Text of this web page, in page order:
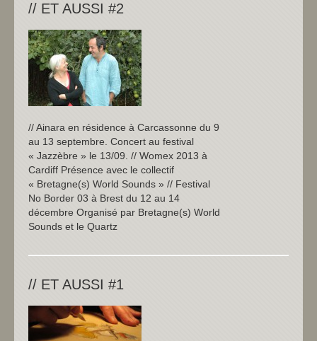
// ET AUSSI #2
// Ainara en résidence à Carcassonne du 9
au 13 septembre. Concert au festival
« Jazzèbre » le 13/09. // Womex 2013 à
Cardiff Présence avec le collectif
« Bretagne(s) World Sounds » // Festival
No Border 03 à Brest du 12 au 14
décembre Organisé par Bretagne(s) World
Sounds et le Quartz
// ET AUSSI #1